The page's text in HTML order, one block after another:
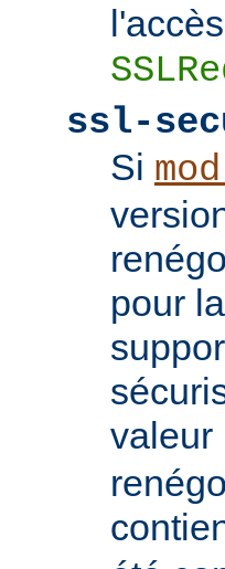
ssl-
Si
pour
valeur